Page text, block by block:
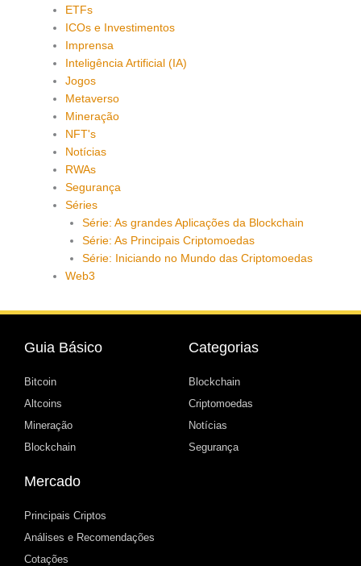
ETFs
ICOs e Investimentos
Imprensa
Inteligência Artificial (IA)
Jogos
Metaverso
Mineração
NFT's
Notícias
RWAs
Segurança
Séries
Série: As grandes Aplicações da Blockchain
Série: As Principais Criptomoedas
Série: Iniciando no Mundo das Criptomoedas
Web3
Guia Básico
Bitcoin
Altcoins
Mineração
Blockchain
Categorias
Blockchain
Criptomoedas
Notícias
Segurança
Mercado
Principais Criptos
Análises e Recomendações
Cotações